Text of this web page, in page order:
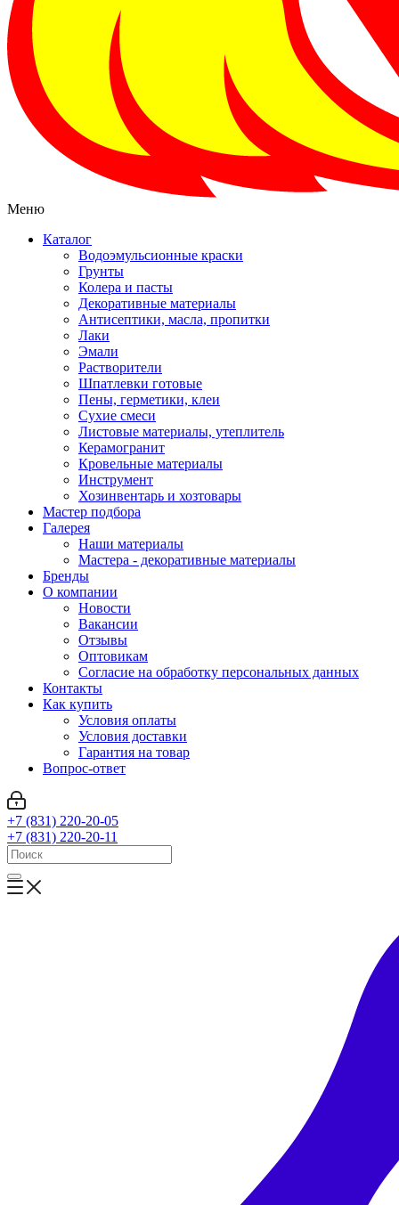
Меню
Каталог
Водоэмульсионные краски
Грунты
Колера и пасты
Декоративные материалы
Антисептики, масла, пропитки
Лаки
Эмали
Растворители
Шпатлевки готовые
Пены, герметики, клеи
Сухие смеси
Листовые материалы, утеплитель
Керамогранит
Кровельные материалы
Инструмент
Хозинвентарь и хозтовары
Мастер подбора
Галерея
Наши материалы
Мастера - декоративные материалы
Бренды
О компании
Новости
Вакансии
Отзывы
Оптовикам
Cогласие на обработку персональных данных
Контакты
Как купить
Условия оплаты
Условия доставки
Гарантия на товар
Вопрос-ответ
+7 (831) 220-20-05
+7 (831) 220-20-11